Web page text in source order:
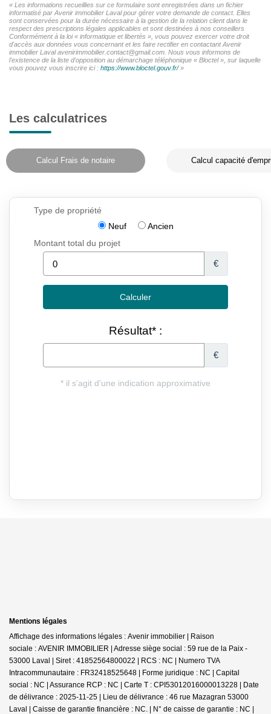
« Les informations recueillies sur ce formulaire sont enregistrées dans un fichier
informatisé par Avenir immobilier Laval pour gérer votre demande de contact. Elles
sont conservées pour la durée nécessaire à la gestion de la relation client dans le
respect des prescriptions légales applicables et sont destinées à nos conseillers
Conformément à la loi « informatique et libertés », vous pouvez exercer votre droit
d'accès aux données vous concernant et les faire rectifier en contactant Avenir
immobilier Laval avenirimmobilier.contact@gmail.com. Nous vous informons de
l'existence de la liste d'opposition au démarchage téléphonique « Bloctel », sur laquelle
vous pouvez vous inscrire ici : https://www.bloctel.gouv.fr/»
Les calculatrices
Calcul Frais de notaire Calcul capacité
Mentions légales
Affichage des informations légales : Avenir immobilier | Raison
sociale : AVENIR IMMOBILIER | Adresse siège social : 59 rue de la Paix -
53000 Laval | Siret : 41852564800022 | RCS : NC | Numero TVA
Intracommunautaire : FR32418525648 | Forme juridique : NC | Capital
social : NC | Assurance RCP : NC | Carte T : CPI53012016000013228 | Date
de délivrance : 2025-11-25 | Lieu de délivrance : 46 rue Mazagran 53000
Laval | Caisse de garantie financière : NC. | N° de caisse de garantie : NC |